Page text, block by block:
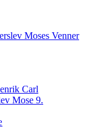
Carl
Mose 9.